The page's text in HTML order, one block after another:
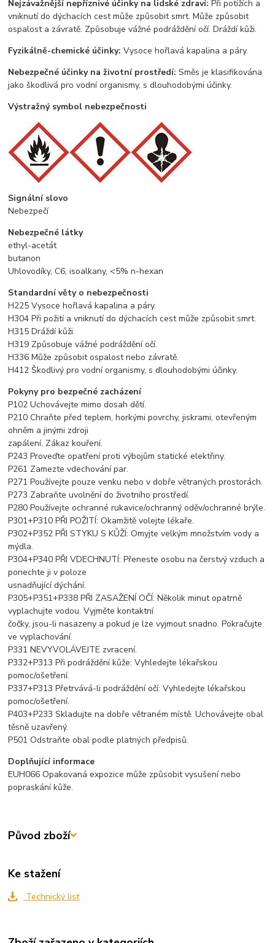
Nejzávažnější nepříznivé účinky na lidské zdraví: Při potížích a
vniknutí do dýchacích cest může způsobit smrt. Může způsobit
ospalost a závratě. Způsobuje vážné podráždění očí. Dráždí kůži.
Fyzikálně-chemické účinky: Vysoce hořlavá kapalina a páry.
Nebezpečné účinky na životní prostředí: Směs je klasifikována
jako škodlivá pro vodní organismy, s dlouhodobými účinky.
Výstražný symbol nebezpečnosti
Signální slovo
Nebezpečí
Nebezpečné látky
ethyl-acetát
butanon
Uhlovodíky, C6, isoalkany, <5% n-hexan
Standardní věty o nebezpečnosti
H225 Vysoce hořlavá kapalina a páry.
H304 Při požití a vniknutí do dýchacích cest může způsobit smrt.
H315 Dráždí kůži.
H319 Způsobuje vážné podráždění očí.
H336 Může způsobit ospalost nebo závratě.
H412 Škodlivý pro vodní organismy, s dlouhodobými účinky.
Pokyny pro bezpečné zacházení
P102 Uchovávejte mimo dosah dětí.
P210 Chraňte před teplem, horkými povrchy, jiskrami, otevřeným
ohněm a jinými zdroji
zapálení. Zákaz kouření.
P243 Proveďte opatření proti výbojům statické elektřiny.
P261 Zamezte vdechování par.
P271 Používejte pouze venku nebo v dobře větraných prostorách.
P273 Zabraňte uvolnění do životního prostředí.
P280 Používejte ochranné rukavice/ochranný oděv/ochranné brýle.
P301+P310 PŘI POŽITÍ: Okamžitě volejte lékaře.
P302+P352 PŘI STYKU S KŮŽÍ: Omyjte velkým množstvím vody a
mýdla.
P304+P340 PŘI VDECHNUTÍ: Přeneste osobu na čerstvý vzduch a
ponechte ji v poloze
usnadňující dýchání.
P305+P351+P338 PŘI ZASAŽENÍ OČÍ: Několik minut opatrně
vyplachujte vodou. Vyjměte kontaktní
čočky, jsou-li nasazeny a pokud je lze vyjmout snadno. Pokračujte
ve vyplachování.
P331 NEVYVOLÁVEJTE zvracení.
P332+P313 Při podráždění kůže: Vyhledejte lékařskou
pomoc/ošetření.
P337+P313 Přetrvává-li podráždění očí: Vyhledejte lékařskou
pomoc/ošetření.
P403+P233 Skladujte na dobře větraném místě. Uchovávejte obal
těsně uzavřený.
P501 Odstraňte obal podle platných předpisů.
Doplňující informace
EUH066 Opakovaná expozice může způsobit vysušení nebo
popraskání kůže.
Původ zboží
Ke stažení
Technický list